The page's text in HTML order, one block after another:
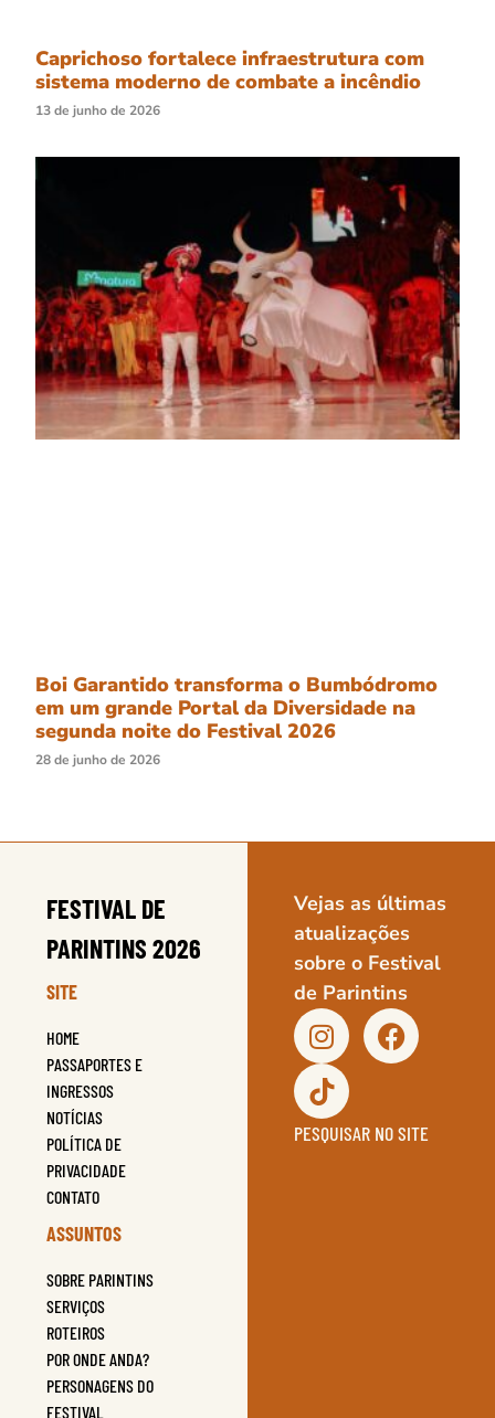
Caprichoso fortalece infraestrutura com
sistema moderno de combate a incêndio
13 de junho de 2026
Boi Garantido transforma o Bumbódromo
em um grande Portal da Diversidade na
segunda noite do Festival 2026
28 de junho de 2026
FESTIVAL DE
PARINTINS 2026
SITE
HOME
PASSAPORTES E
INGRESSOS
NOTÍCIAS
POLÍTICA DE
PRIVACIDADE
CONTATO
ASSUNTOS
SOBRE PARINTINS
SERVIÇOS
ROTEIROS
POR ONDE ANDA?
PERSONAGENS DO
FESTIVAL
Vejas as últimas
atualizações
sobre o Festival
de Parintins
PESQUISAR NO SITE